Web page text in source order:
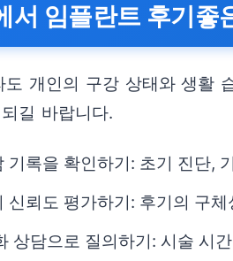
서 임플란트 후기좋
도 개인의 구강 상태와 생활
길 바랍니다.
기록을 확인하기: 초기 진단,
신뢰도 평가하기: 후기의 구
상담으로 질의하기: 시술 시